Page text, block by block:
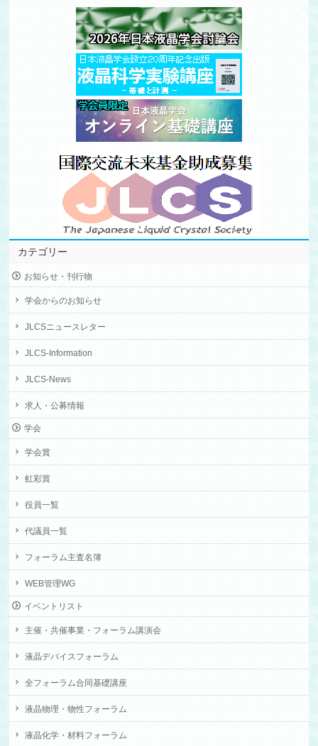
カテゴリー
お知らせ・刊行物
学会からのお知らせ
JLCSニュースレター
JLCS-Information
JLCS-News
求人・公募情報
学会
学会賞
虹彩賞
役員一覧
代議員一覧
フォーラム主査名簿
WEB管理WG
イベントリスト
主催・共催事業・フォーラム講演会
液晶デバイスフォーラム
全フォーラム合同基礎講座
液晶物理・物性フォーラム
液晶化学・材料フォーラム